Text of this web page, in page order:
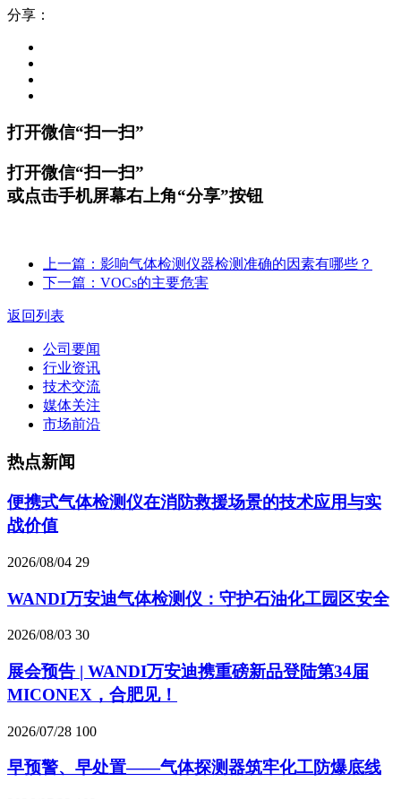
分享：
打开微信“扫一扫”
打开微信“扫一扫”
或点击手机屏幕右上角“分享”按钮
上一篇：影响气体检测仪器检测准确的因素有哪些？
下一篇：VOCs的主要危害
返回列表
公司要闻
行业资讯
技术交流
媒体关注
市场前沿
热点新闻
便携式气体检测仪在消防救援场景的技术应用与实
战价值
2026/08/04 29
WANDI万安迪气体检测仪：守护石油化工园区安全
2026/08/03 30
展会预告 | WANDI万安迪携重磅新品登陆第34届
MICONEX，合肥见！
2026/07/28 100
早预警、早处置——气体探测器筑牢化工防爆底线